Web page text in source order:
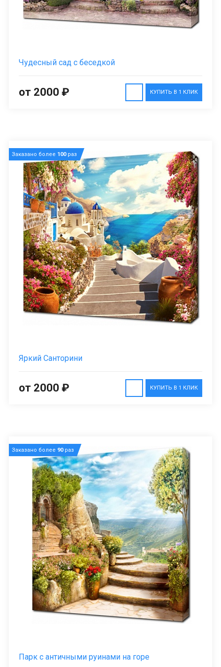
Чудесный сад с беседкой
КУПИТЬ В 1 КЛИК
от 2000 ₽
Заказано более 100раз
Яркий Санторини
КУПИТЬ В 1 КЛИК
от 2000 ₽
Заказано более 90раз
Парк с античными руинами на горе